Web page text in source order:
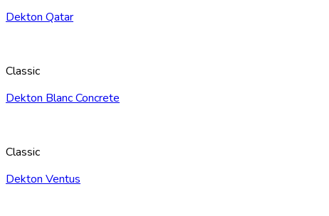
Dekton Qatar
Classic
Dekton Blanc Concrete
Classic
Dekton Ventus